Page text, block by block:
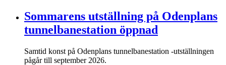
Sommarens utställning på Odenplans
tunnelbanestation öppnad
Samtid konst på Odenplans tunnelbanestation -utställningen
pågår till september 2026.